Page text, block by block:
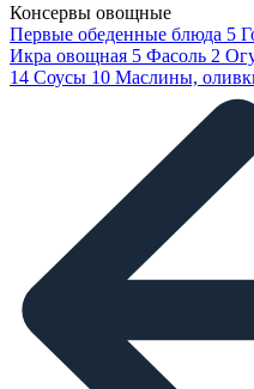
Консервы овощные
Первые обеденные блюда 5
Икра овощная 5 Фасоль 2
14 Соусы 10 Маслины,